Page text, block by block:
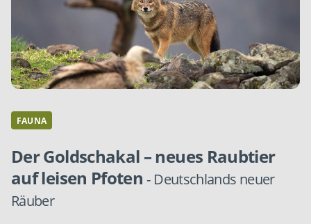
FAUNA
Der Goldschakal – neues Raubtier
auf leisen Pfoten- Deutschlands neuer
Räuber